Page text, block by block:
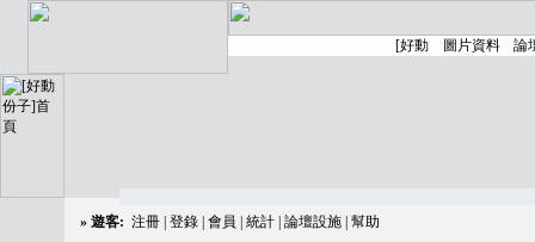
» 遊客: 注冊 登錄 會員 統計 論壇設施 幫助